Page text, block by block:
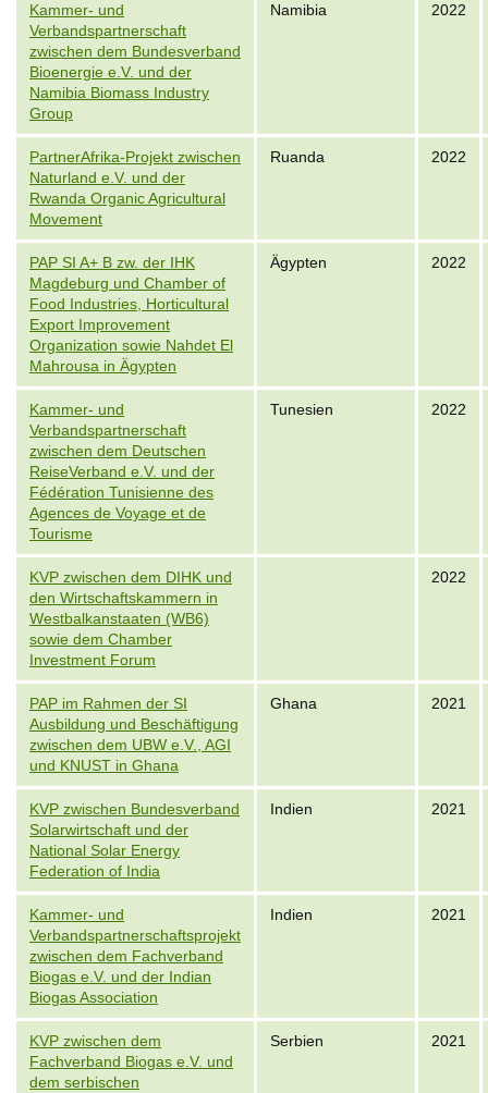
Kammer- und
Verbandspartnerschaft
zwischen dem Bundesverband
Bioenergie e.V. und der
Namibia Biomass Industry
Group
Namibia 2022
PartnerAfrika-Projekt zwischen
Naturland e.V. und der
Rwanda Organic Agricultural
Movement
Ruanda 2022
PAP SI A+ B zw. der IHK
Magdeburg und Chamber of
Food Industries, Horticultural
Export Improvement
Organization sowie Nahdet El
Mahrousa in Ägypten
Ägypten 2022
Kammer- und
Verbandspartnerschaft
zwischen dem Deutschen
ReiseVerband e.V. und der
Fédération Tunisienne des
Agences de Voyage et de
Tourisme
Tunesien 2022
KVP zwischen dem DIHK und
den Wirtschaftskammern in
Westbalkanstaaten (WB6)
sowie dem Chamber
Investment Forum
2022
PAP im Rahmen der SI
Ausbildung und Beschäftigung
zwischen dem UBW e.V., AGI
und KNUST in Ghana
Ghana 2021
KVP zwischen Bundesverband
Solarwirtschaft und der
National Solar Energy
Federation of India
Indien 2021
Kammer- und
Verbandspartnerschaftsprojekt
zwischen dem Fachverband
Biogas e.V. und der Indian
Biogas Association
Indien 2021
KVP zwischen dem
Fachverband Biogas e.V. und
dem serbischen
Serbien 2021